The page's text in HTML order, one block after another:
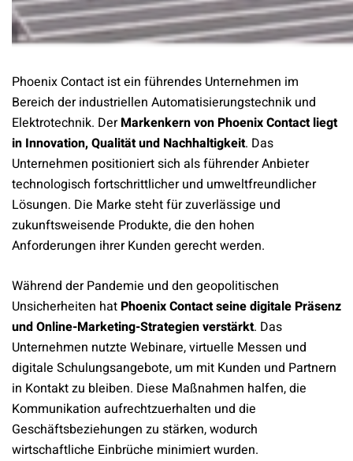
Phoenix Contact ist ein führendes Unternehmen im
Bereich der industriellen Automatisierungstechnik und
Elektrotechnik. DerMarkenkern von Phoenix Contact liegt
in Innovation, Qualität und Nachhaltigkeit. Das
Unternehmen positioniert sich als führender Anbieter
technologisch fortschrittlicher und umweltfreundlicher
Lösungen. Die Marke steht für zuverlässige und
zukunftsweisende Produkte, die den hohen
Anforderungen ihrer Kunden gerecht werden.
Während der Pandemie und den geopolitischen
Unsicherheiten hat Phoenix Contact seine digitale Präsenz
und Online-Marketing-Strategien verstärkt. Das
Unternehmen nutzte Webinare, virtuelle Messen und
digitale Schulungsangebote, um mit Kunden und Partnern
in Kontakt zu bleiben. Diese Maßnahmen halfen, die
Kommunikation aufrechtzuerhalten und die
Geschäftsbeziehungen zu stärken, wodurch
wirtschaftliche Einbrüche minimiert wurden.